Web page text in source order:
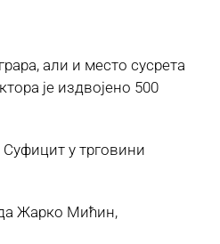
али и место сусрета
је издвојено 500
Суфицит у трговини
Жарко Мићин,